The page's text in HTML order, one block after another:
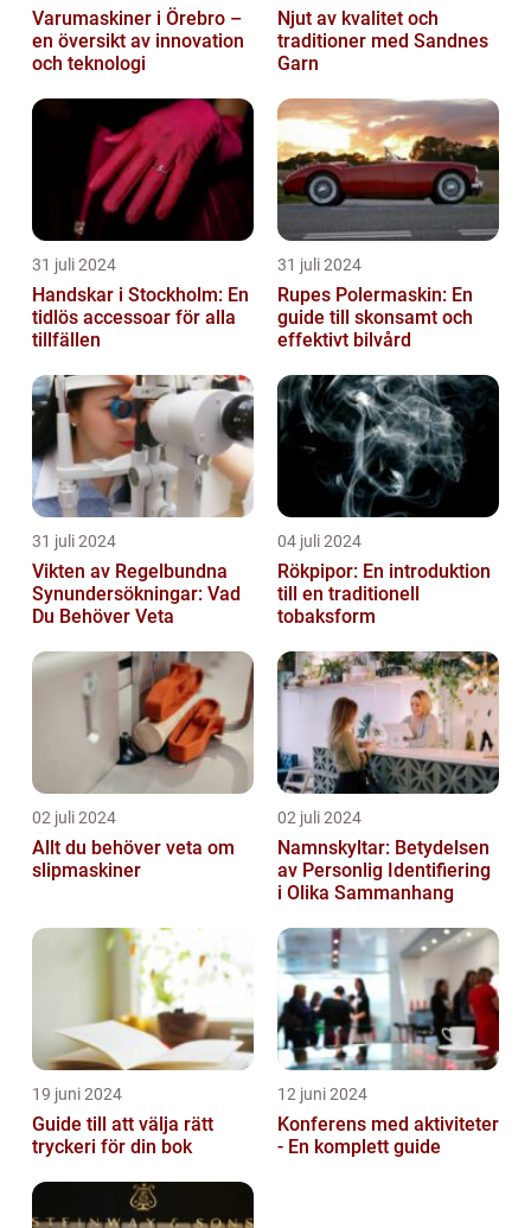
Varumaskiner i Örebro –
en översikt av innovation
och teknologi
Njut av kvalitet och
traditioner med Sandnes
Garn
31 juli 2024
Handskar i Stockholm: En
tidlös accessoar för alla
tillfällen
31 juli 2024
Rupes Polermaskin: En
guide till skonsamt och
effektivt bilvård
31 juli 2024
Vikten av Regelbundna
Synundersökningar: Vad
Du Behöver Veta
04 juli 2024
Rökpipor: En introduktion
till en traditionell
tobaksform
02 juli 2024
Allt du behöver veta om
slipmaskiner
02 juli 2024
Namnskyltar: Betydelsen
av Personlig Identifiering
i Olika Sammanhang
19 juni 2024
Guide till att välja rätt
tryckeri för din bok
12 juni 2024
Konferens med aktiviteter
- En komplett guide